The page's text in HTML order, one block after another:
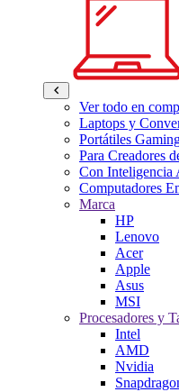
Ver todo en
Laptops y
Portátiles
Para Creadores
Con Inteligencia
Computadores
Marca
HP
Lenovo
Acer
Apple
Asus
MSI
Procesadores y
Intel
AMD
Nvidia